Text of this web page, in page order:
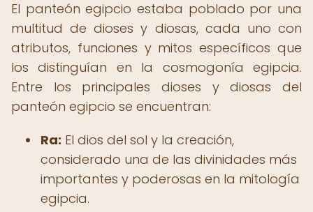
El panteón egipcio estaba poblado por una
multitud de dioses y diosas, cada uno con
atributos, funciones y mitos específicos que
los distinguían en la cosmogonía egipcia.
Entre los principales dioses y diosas del
panteón egipcio se encuentran:
Ra: El dios del sol y la creación,
considerado una de las divinidades más
importantes y poderosas en la mitología
egipcia.